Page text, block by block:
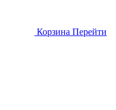
Корзина Перейти